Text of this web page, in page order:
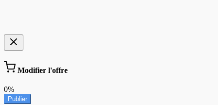
Modifier l'offre
0%
Publier